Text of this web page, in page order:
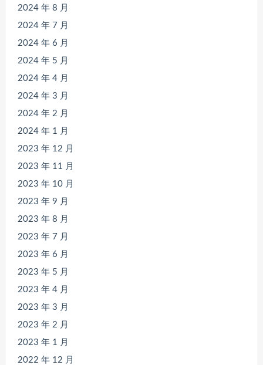
2024 年 8 月
2024 年 7 月
2024 年 6 月
2024 年 5 月
2024 年 4 月
2024 年 3 月
2024 年 2 月
2024 年 1 月
2023 年 12 月
2023 年 11 月
2023 年 10 月
2023 年 9 月
2023 年 8 月
2023 年 7 月
2023 年 6 月
2023 年 5 月
2023 年 4 月
2023 年 3 月
2023 年 2 月
2023 年 1 月
2022 年 12 月